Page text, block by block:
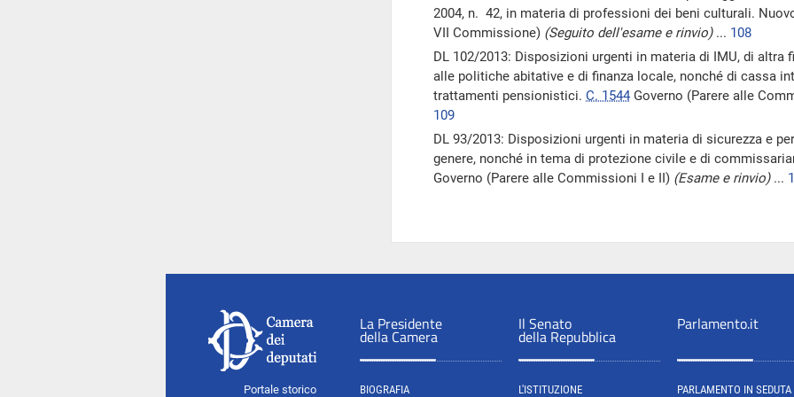
2004, n. 42, in materia di professioni dei beni culturali.
VII Commissione) (Seguito dell'esame e rinvio) ... 108
DL 102/2013: Disposizioni urgenti in materia di IMU, di
alle politiche abitative e di finanza locale, nonché di cassa
trattamenti pensionistici. C. 1544 Governo (Parere alle
109
DL 93/2013: Disposizioni urgenti in materia di sicurezza e
genere, nonché in tema di protezione civile e di
Governo (Parere alle Commissioni I e II) (Esame e rinvio) ...
Portale storico
La Presidente
della Camera
BIOGRAFIA
Il Senato
della Repubblica
L'ISTITUZIONE
Parlamento.it
PARLAMENTO IN SEDUTA